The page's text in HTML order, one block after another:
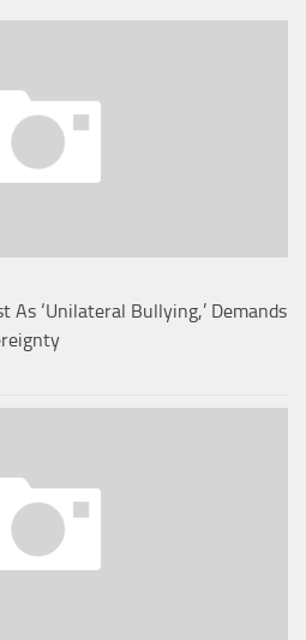
As ‘Unilateral Bullying,’ Demands